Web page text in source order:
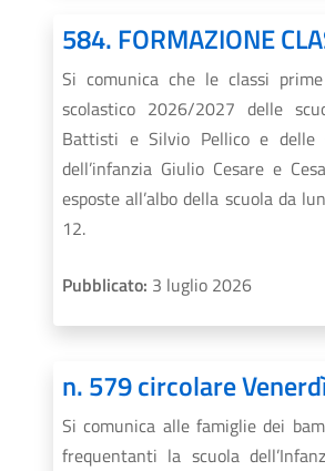
Si comunica che le classi
scolastico 2026/2027 delle
Battisti e Silvio Pellico e delle
dell’infanzia Giulio Cesare e
esposte all’albo della scuola da
12.
Pubblicato: 3 luglio 2026
Si comunica alle famiglie dei
frequentanti la scuola